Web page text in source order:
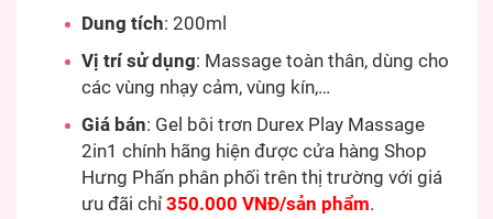
Dung tích: 200ml
Vị trí sử dụng: Massage toàn thân, dùng cho
các vùng nhạy cảm, vùng kín,…
Giá bán: Gel bôi trơn Durex Play Massage
2in1 chính hãng hiện được cửa hàng Shop
Hưng Phấn phân phối trên thị trường với giá
ưu đãi chỉ 350.000 VNĐ/sản phẩm.